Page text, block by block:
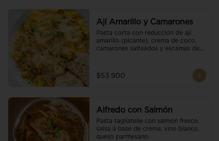
Ají Amarillo y Camarones
Pasta corta con reducción de ají
amarillo (picante), crema de coco,
camarones salteados y escamas de
$53.900
Alfredo con Salmón
Pasta tagliatelle con salmón fresco,
salsa a base de crema, vino blanco,
queso parmesano.